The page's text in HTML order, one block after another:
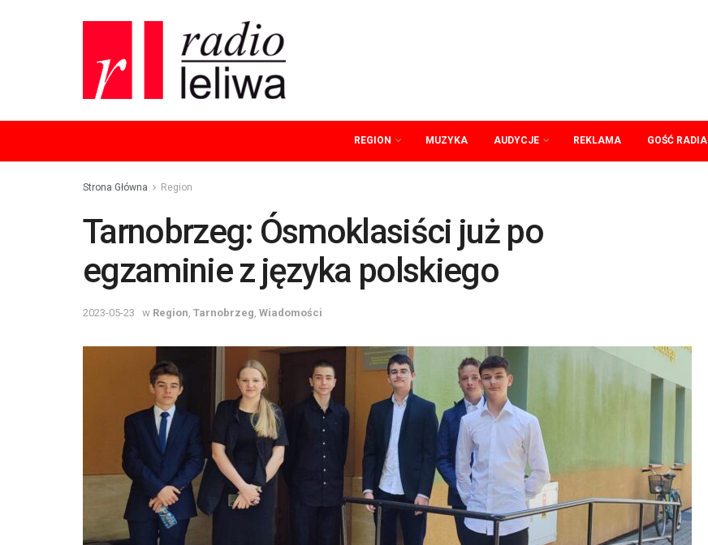
REGION MUZYKA AUDYCJE REKLAMA GOŚĆ RADIA
Strona Główna Region
Tarnobrzeg: Ósmoklasiści już po
egzaminie z języka polskiego
2023-05-23 w Region Tarnobrzeg Wiadomości